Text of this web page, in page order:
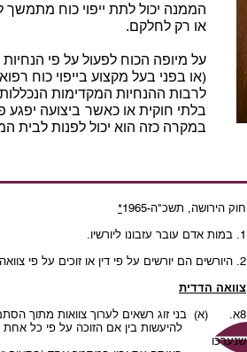
הממנה יכול לתת ייפוי כוח מתמשך
או רק לחלקם.
על מיופה הכוח לפעול על פי
(או בפני בעל מקצוע בייפוי כוח
לרבות ההנחיות המקדימות
בלתי חוקית או כאשר ביצועה
במקרה כזה הוא יכול לפנות לבית
חוק הירושה, תשכ"ה-1965
*
1. במות אדם עובר עזבונו ליורשיו.
2. היורשים הם יורשים על פי דין או זוכים על פי צוואה; הירושה היא על פי דין זולת במידה שהיא על פי צוואה.
צוואה הדדית
8א. (א) בני זוג רשאים לערוך צוואות מתוך הסתמכות של בן הזוג האחד על צוואת בן הזוג האחר; צוואות כאמור יכולות
להיעשות בין אם הזוכה על פי כל אחת
שנערכו